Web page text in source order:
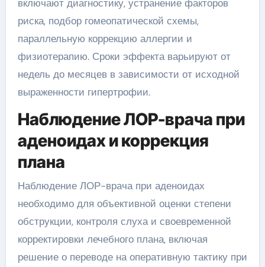
включают диагностику, устранение факторов
риска, подбор гомеопатической схемы,
параллельную коррекцию аллергии и
физиотерапию. Сроки эффекта варьируют от
недель до месяцев в зависимости от исходной
выраженности гипертрофии.
Наблюдение ЛОР-врача при
аденоидах и коррекция
плана
Наблюдение ЛОР-врача при аденоидах
необходимо для объективной оценки степени
обструкции, контроля слуха и своевременной
корректировки лечебного плана, включая
решение о переводе на оперативную тактику при